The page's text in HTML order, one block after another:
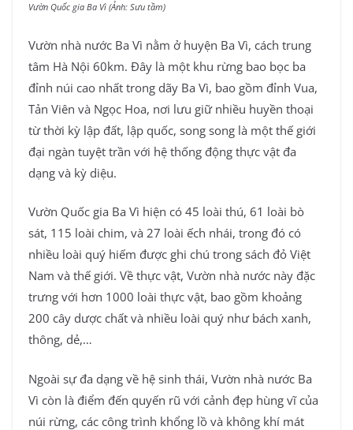
Vườn Quốc gia Ba Vì (Ảnh: Sưu tầm)
Vườn nhà nước Ba Vì nằm ở huyện Ba Vì, cách trung
tâm Hà Nội 60km. Đây là một khu rừng bao bọc ba
đỉnh núi cao nhất trong dãy Ba Vì, bao gồm đỉnh Vua,
Tản Viên và Ngọc Hoa, nơi lưu giữ nhiều huyền thoại
từ thời kỳ lập đất, lập quốc, song song là một thế giới
đại ngàn tuyệt trần với hệ thống động thực vật đa
dạng và kỳ diệu.
Vườn Quốc gia Ba Vì hiện có 45 loài thú, 61 loài bò
sát, 115 loài chim, và 27 loài ếch nhái, trong đó có
nhiều loài quý hiếm được ghi chú trong sách đỏ Việt
Nam và thế giới. Về thực vật, Vườn nhà nước này đặc
trưng với hơn 1000 loài thực vật, bao gồm khoảng
200 cây dược chất và nhiều loài quý như bách xanh,
thông, dẻ,…
Ngoài sự đa dạng về hệ sinh thái, Vườn nhà nước Ba
Vì còn là điểm đến quyến rũ với cảnh đẹp hùng vĩ của
núi rừng, các công trình khổng lồ và không khí mát